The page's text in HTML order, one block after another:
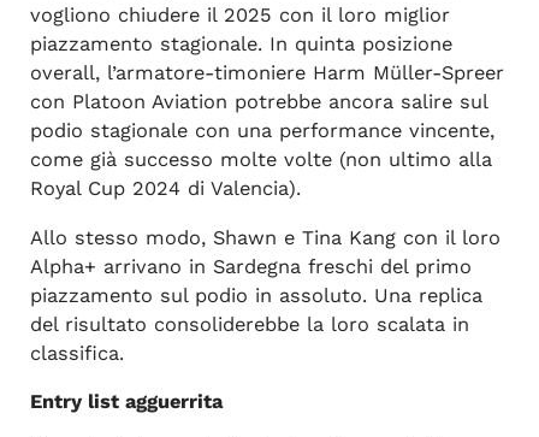
vogliono chiudere il 2025 con il loro miglior
piazzamento stagionale. In quinta posizione
overall, l’armatore-timoniere Harm Müller-Spreer
con Platoon Aviation potrebbe ancora salire sul
podio stagionale con una performance vincente,
come già successo molte volte (non ultimo alla
Royal Cup 2024 di Valencia).
Allo stesso modo, Shawn e Tina Kang con il loro
Alpha+ arrivano in Sardegna freschi del primo
piazzamento sul podio in assoluto. Una replica
del risultato consoliderebbe la loro scalata in
classifica.
Entry list agguerrita